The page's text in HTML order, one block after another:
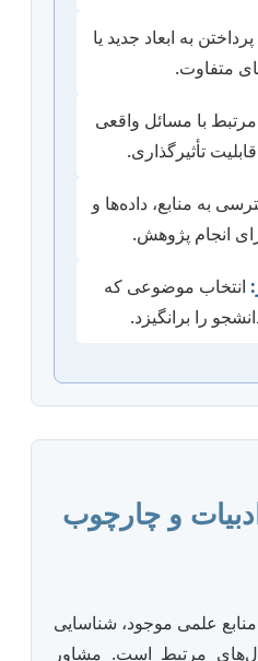
پرداختن به ابعاد جدید یا
متفاوت.
مرتبط با مسائل واقعی
تأثیرگذاری.
به منابع، داده‌ها و
انجام پژوهش.
انتخاب موضوعی که
را برانگیزد.
و چارچوب
علمی موجود، شناسایی
مرتبط است. مشاور